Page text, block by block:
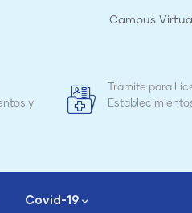
Campus Virtual
Licencia de
de Salud
Covid-19